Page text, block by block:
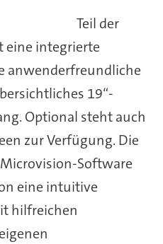
Teil der
eine integrierte
anwenderfreundliche
19“-
Optional steht auch
zur Verfügung. Die
Software
eine intuitive
hilfreichen